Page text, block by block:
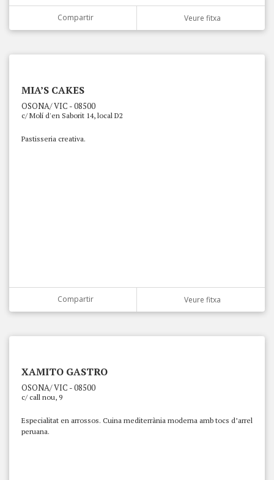
Compartir Veure fitxa
MIA’S CAKES
OSONA/ VIC - 08500
c/ Molí d'en Saborit 14, local D2
Pastisseria creativa.
Compartir Veure fitxa
XAMITO GASTRO
OSONA/ VIC - 08500
c/ call nou, 9
Especialitat en arrossos. Cuina mediterrània moderna amb tocs d’arrel
peruana.